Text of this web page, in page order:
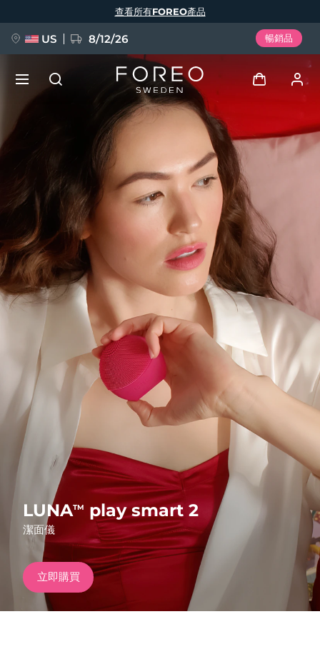
LUNATM play smart 2
潔面儀
立即購買
查看所有FOREO產品
US 8/12/26 暢銷品
登入
我的設備
我的訂單
我的地址
我的訂閱
FAQ™ Pure Beauty-Tech Elixir
BREAKING NEWS
issa™ Teeth Whitening Set
FAQ™ Dual LED Panel
熱門產品
特別優惠 暢銷產品
紅光療法
語言
English Deutsch
Español
Français
Português
Polski
Svenska
Русский
Türkçe
简体中文 繁體中文
發貨國家
美國 預計送達日期 12/08/2026
英國 預計送達日期 11/08/2026
西班牙 11/08/2026
澳洲 預計送達日期 14/08/2026
預計送達日期
德國 預計送達日期
加拿大 預計送達日期